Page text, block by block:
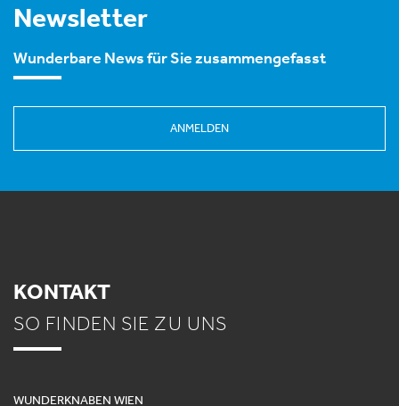
Newsletter
Wunderbare News für Sie zusammengefasst
ANMELDEN
KONTAKT
SO FINDEN SIE ZU UNS
WUNDERKNABEN WIEN